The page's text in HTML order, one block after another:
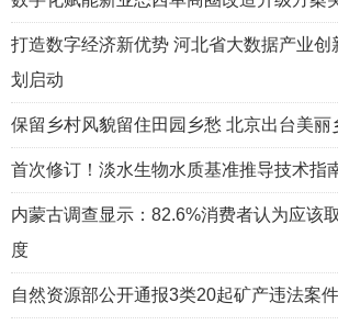
打造数字经济新优势 河北省大数据产业创
划启动
保留乡村风貌留住田园乡愁 北京出台美丽
首次修订！淡水生物水质基准推导技术指
内蒙古调查显示：82.6%消费者认为应该
度
自然资源部公开通报3类20起矿产违法案